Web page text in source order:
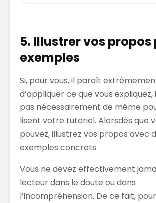
5. Illustrer vos propos
exemples
Si, pour vous, il paraît
d’appliquer ce que vous expliquez,
pas nécessairement de même
lisent votre tutoriel. Alorsdès que
pouvez, illustrez vos propos avec
exemples concrets.
Vous ne devez effectivement
lecteur dans le doute ou dans
l’incompréhension. De ce fait,